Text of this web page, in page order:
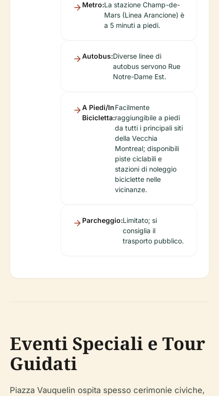
Metro:La stazione Champ-de-
Mars (Linea Arancione) è
a 5 minuti a piedi.
Autobus:Diverse linee di
autobus servono Rue
Notre-Dame Est.
A Piedi/In
Bicicletta:
Facilmente
raggiungibile a piedi
da tutti i principali siti
della Vecchia
Montreal; disponibili
piste ciclabili e
stazioni di noleggio
biciclette nelle
vicinanze.
Parcheggio:Limitato; si
consiglia il
trasporto pubblico.
Eventi Speciali e Tour
Guidati
Piazza Vauquelin ospita spesso cerimonie civiche,